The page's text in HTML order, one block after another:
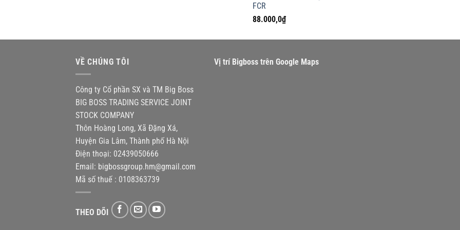
FCR
88.000,0₫
VỀ CHÚNG TÔI
Công ty Cổ phần SX và TM Big Boss
BIG BOSS TRADING SERVICE JOINT
STOCK COMPANY
Thôn Hoàng Long, Xã Đặng Xá,
Huyện Gia Lâm, Thành phố Hà Nội
Điện thoại: 02439050666
Email: bigbossgroup.hm@gmail.com
Mã số thuế : 0108363739
THEO DÕI
Vị trí Bigboss trên Google Maps